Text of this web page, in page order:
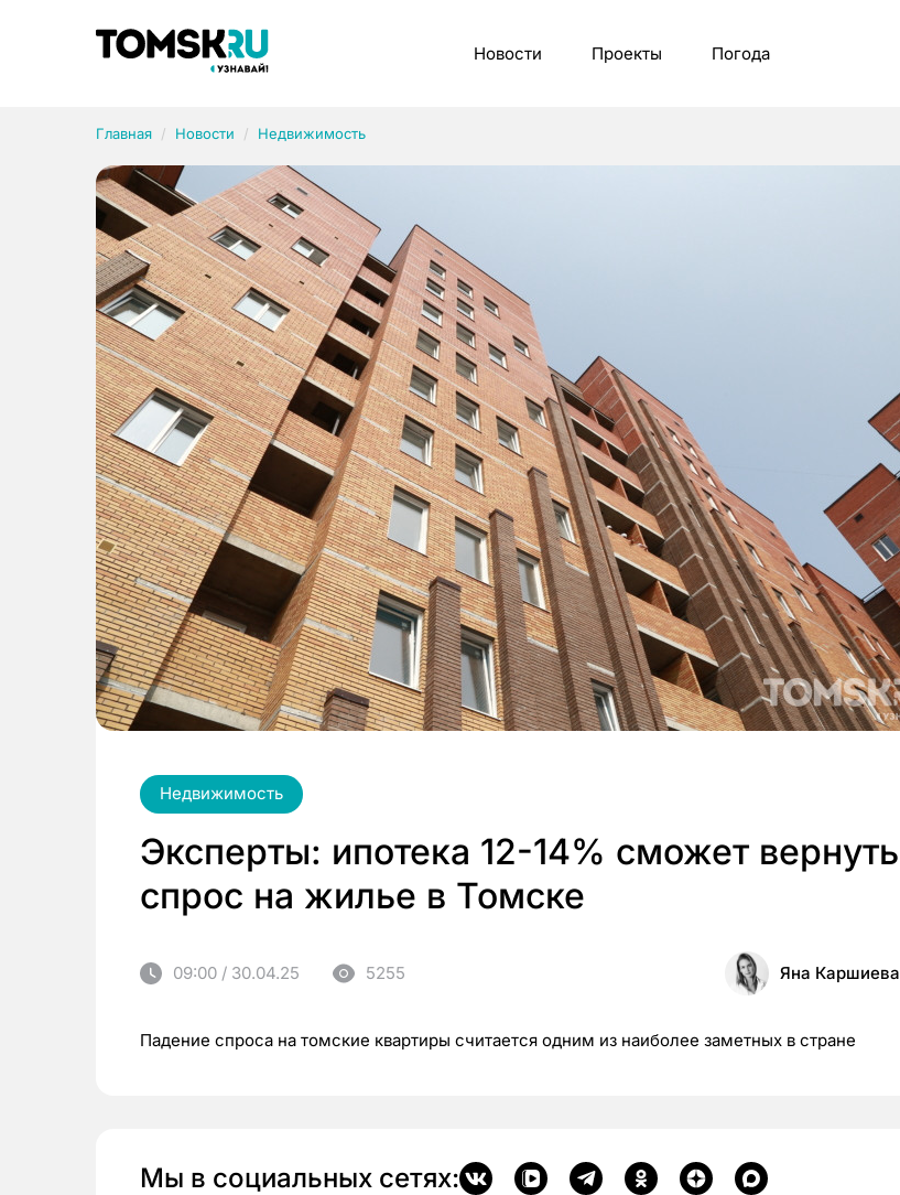
Новости Проекты Погода
Главная Новости Недвижимость
Недвижимость
Эксперты: ипотека 12-14% сможет вернуть
спрос на жилье в Томске
09:00 / 30.04.25 5255 Яна Каршиева
Падение спроса на томские квартиры считается одним из наиболее заметных в стране
Мы в социальных сетях:
Рубрики